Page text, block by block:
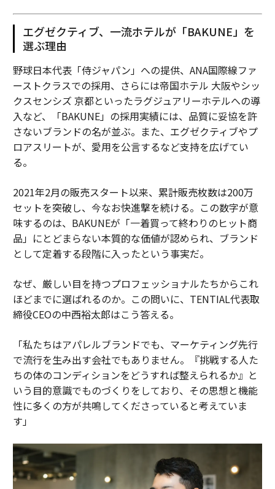
エグゼクティブ、一流ホテルが「BAKUNE」を
選ぶ理由
野球日本代表「侍ジャパン」への提供、ANA国際線ファ
ーストクラスでの採用、さらには帝国ホテル 大阪やシッ
クスセンシズ 京都といったラグジュアリーホテルへの導
入など、「BAKUNE」の採用実績には、品質に妥協を許
さないブランドの名が並ぶ。また、エグゼクティブやプ
ロアスリートが、愛用を公言するなど支持を広げてい
る。
2021年2月の販売スタート以来、累計販売枚数は200万
セットを突破し、今なお快進撃を続ける。この数字が意
味するのは、BAKUNEが「一着買って終わりのヒット商
品」にとどまらない本質的な価値が認められ、ブランド
として定着する段階に入ったという事実だ。
なぜ、厳しい目を持つプロフェッショナルたちからこれ
ほどまでに選ばれるのか。この問いに、TENTIAL代表取
締役CEOの中西裕太郎はこう答える。
「私たちはアパレルブランドでも、マーケティング先行
で流行を生み出す会社でもありません。『挑戦する人た
ちの体のコンディションをどうすれば整えられるか』と
いう目的意識でものづくりをしており、その思想と機能
性に多くの方が共鳴してくださっていると考えていま
す」